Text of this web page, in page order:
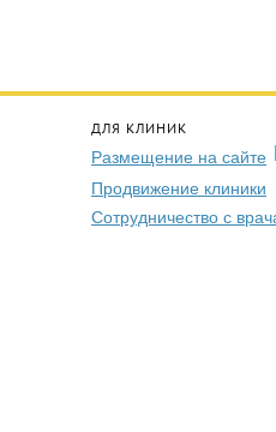
ДЛЯ КЛИНИК
Размещение на сайте
Продвижение клиники
Сотрудничество с